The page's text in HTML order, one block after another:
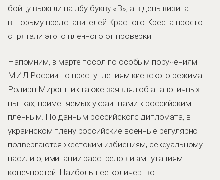
бойцу выжгли на лбу букву «B», а в день визита
в тюрьму представителей Красного Креста просто
спрятали этого пленного от проверки.
Напомним, в марте посол по особым поручениям
МИД России по преступлениям киевского режима
Родион Мирошник также заявлял об аналогичных
пытках, применяемых украинцами к российским
пленным. По данным российского дипломата, в
украинском плену российские военные регулярно
подвергаются жестоким избиениям, сексуальному
насилию, имитации расстрелов и ампутациям
конечностей. Наибольшее количество